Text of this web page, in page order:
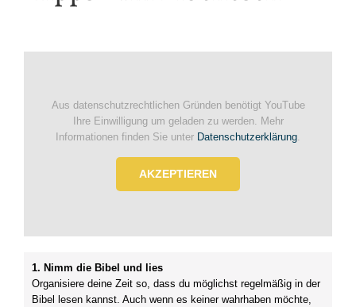
Aus datenschutzrechtlichen Gründen benötigt YouTube
Ihre Einwilligung um geladen zu werden. Mehr
Informationen finden Sie unter Datenschutzerklärung
AKZEPTIEREN
1. Nimm die Bibel und lies
Organisiere deine Zeit so, dass du möglichst regelmäßig in der
Bibel lesen kannst. Auch wenn es keiner wahrhaben möchte,